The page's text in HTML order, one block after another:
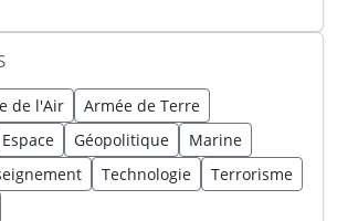
de l'Air
Armée de Terre
Espace Géopolitique
Marine
Technologie
Terrorisme